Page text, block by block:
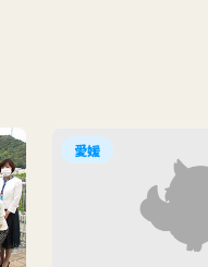
愛媛